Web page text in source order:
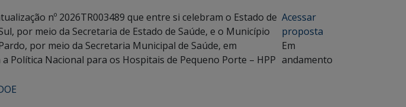
nº 2026TR003489 que entre si celebram o Estado de
por meio da Secretaria de Estado de Saúde, e o Município
por meio da Secretaria Municipal de Saúde, em
Política Nacional para os Hospitais de Pequeno Porte – HPP
Acessar
proposta
Em
andamento